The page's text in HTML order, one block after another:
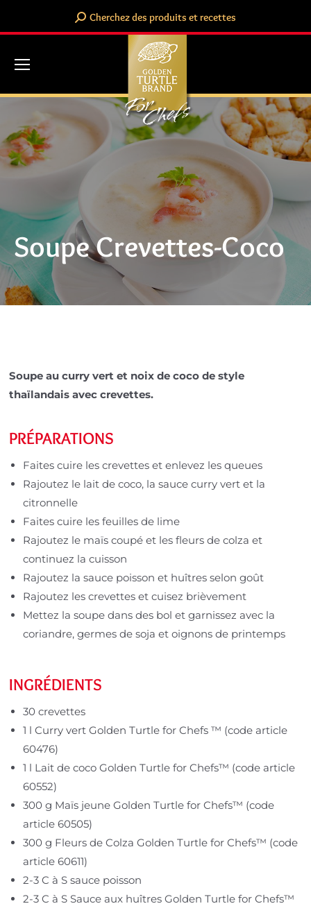
Search:
Cherchez des produits et recettes
Soupe Crevettes-Coco
Soupe au curry vert et noix de coco de style
thaïlandais avec crevettes.
PRÉPARATIONS
Faites cuire les crevettes et enlevez les queues
Rajoutez le lait de coco, la sauce curry vert et la
citronnelle
Faites cuire les feuilles de lime
Rajoutez le maïs coupé et les fleurs de colza et
continuez la cuisson
Rajoutez la sauce poisson et huîtres selon goût
Rajoutez les crevettes et cuisez brièvement
Mettez la soupe dans des bol et garnissez avec la
coriandre, germes de soja et oignons de printemps
INGRÉDIENTS
30 crevettes
1 l Curry vert Golden Turtle for Chefs ™ (code article
60476)
1 l Lait de coco Golden Turtle for Chefs™ (code article
60552)
300 g Maïs jeune Golden Turtle for Chefs™ (code
article 60505)
300 g Fleurs de Colza Golden Turtle for Chefs™ (code
article 60611)
2-3 C à S sauce poisson
2-3 C à S Sauce aux huîtres Golden Turtle for Chefs™